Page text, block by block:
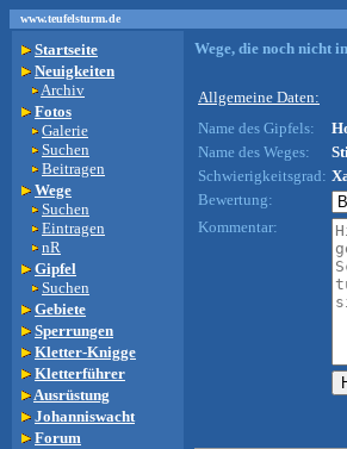
www.teufelsturm.de
Startseite
Neuigkeiten
Archiv
Fotos
Galerie
Suchen
Beitragen
Wege
Suchen
Eintragen
nR
Gipfel
Suchen
Gebiete
Sperrungen
Kletter-Knigge
Kletterführer
Ausrüstung
Johanniswacht
Forum
Wege, die noch nicht
Allgemeine Daten:
Name des Gipfels:
Name des Weges:
Schwierigkeitsgrad:
Bewertung:
Kommentar: